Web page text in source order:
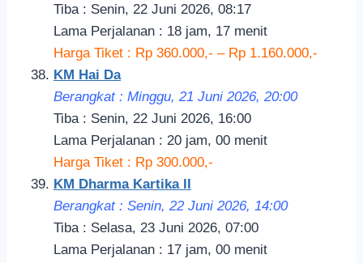
Tiba : Senin, 22 Juni 2026, 08:17
Lama Perjalanan : 18 jam, 17 menit
Harga Tiket : Rp 360.000,- – Rp 1.160.000,-
KM Hai Da
Berangkat : Minggu, 21 Juni 2026, 20:00
Tiba : Senin, 22 Juni 2026, 16:00
Lama Perjalanan : 20 jam, 00 menit
Harga Tiket : Rp 300.000,-
KM Dharma Kartika II
Berangkat : Senin, 22 Juni 2026, 14:00
Tiba : Selasa, 23 Juni 2026, 07:00
Lama Perjalanan : 17 jam, 00 menit